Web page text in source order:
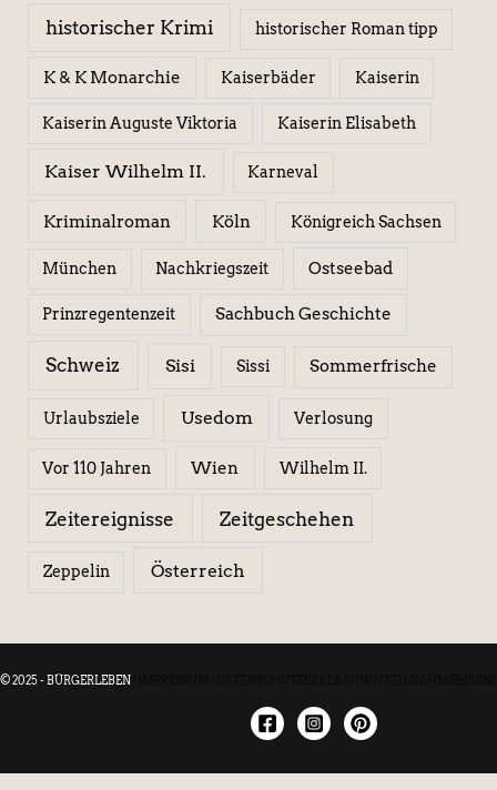
historischer Krimi historischer Roman tipp
K & K Monarchie Kaiserbäder Kaiserin
Kaiserin Auguste Viktoria Kaiserin Elisabeth
Kaiser Wilhelm II. Karneval
Kriminalroman Köln Königreich Sachsen
München Nachkriegszeit Ostseebad
Prinzregentenzeit Sachbuch Geschichte
Schweiz Sisi Sissi Sommerfrische
Urlaubsziele Usedom Verlosung
Vor 110 Jahren Wien Wilhelm II.
Zeitereignisse Zeitgeschehen
Zeppelin Österreich
© 2025 - BÜRGERLEBEN